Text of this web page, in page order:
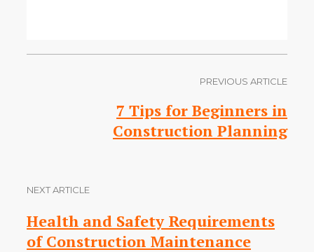
PREVIOUS ARTICLE
7 Tips for Beginners in
Construction Planning
NEXT ARTICLE
Health and Safety Requirements
of Construction Maintenance